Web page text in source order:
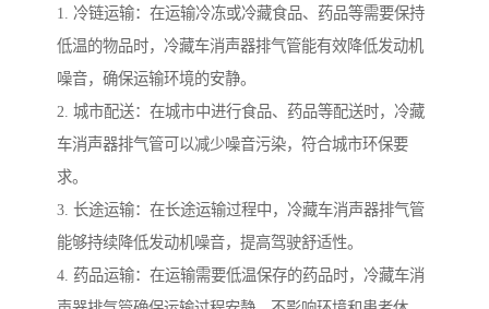
1. 冷链运输：在运输冷冻或冷藏食品、药品等需要保持
低温的物品时，冷藏车消声器排气管能有效降低发动机
噪音，确保运输环境的安静。
2. 城市配送：在城市中进行食品、药品等配送时，冷藏
车消声器排气管可以减少噪音污染，符合城市环保要
求。
3. 长途运输：在长途运输过程中，冷藏车消声器排气管
能够持续降低发动机噪音，提高驾驶舒适性。
4. 药品运输：在运输需要低温保存的药品时，冷藏车消